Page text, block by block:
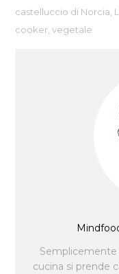
castelluccio di Norcia
cooker ,vegetale
cucina si prende